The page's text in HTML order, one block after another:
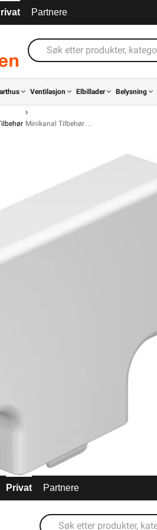
Partnere
Ventilasjon Elbillader Belysning
Minikanal Tilbehør
Privat Partnere